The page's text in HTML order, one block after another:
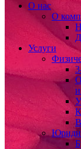
О нас
О
Услуги